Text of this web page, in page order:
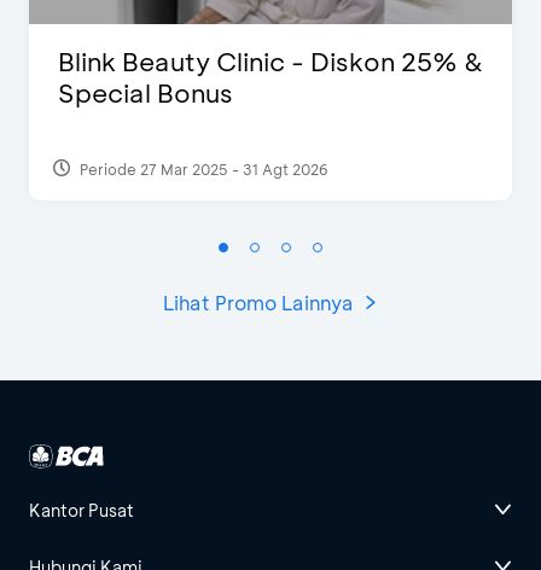
Blink Beauty Clinic - Diskon 25% &
Special Bonus
Periode 27 Mar 2025 - 31 Agt 2026
Lihat Promo Lainnya
Kantor Pusat